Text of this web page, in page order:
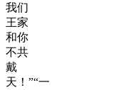
我们
王家
和你
不共
戴
天！”“一